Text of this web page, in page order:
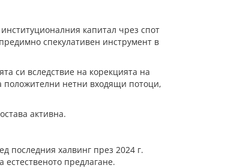
капитал чрез спот
спекулативен инструмент в
си вследствие на корекцията на
положителни нетни входящи потоци,
активна.
последния халвинг през 2024 г.
предлагане.